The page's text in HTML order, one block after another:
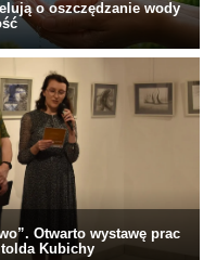
o oszczędzanie wody
Otwarto wystawę prac
Kubichy